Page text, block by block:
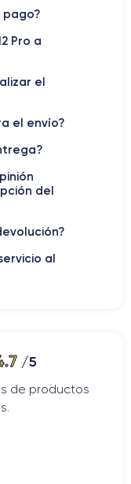
más potentes del
mismo tiempo.
cámara trasera
viene con el
y aprendizaje
opción ideal para
de alta calidad con
Pro y el
y el iPhone 12 Pro
de diseño, hay
pago?
Pro a
el
el envío?
del
al
/5
de productos